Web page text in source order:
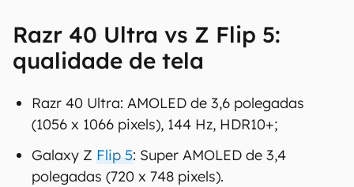
Razr 40 Ultra vs Z Flip 5:
qualidade de tela
Razr 40 Ultra: AMOLED de 3,6 polegadas
(1056 x 1066 pixels), 144 Hz, HDR10+;
Galaxy Z Flip 5: Super AMOLED de 3,4
polegadas (720 x 748 pixels).